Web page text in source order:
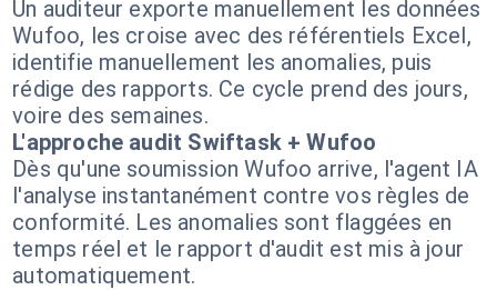
Un auditeur exporte manuellement les données
Wufoo, les croise avec des référentiels Excel,
identifie manuellement les anomalies, puis
rédige des rapports. Ce cycle prend des jours,
voire des semaines.
L'approche audit Swiftask + Wufoo
Dès qu'une soumission Wufoo arrive, l'agent IA
l'analyse instantanément contre vos règles de
conformité. Les anomalies sont flaggées en
temps réel et le rapport d'audit est mis à jour
automatiquement.